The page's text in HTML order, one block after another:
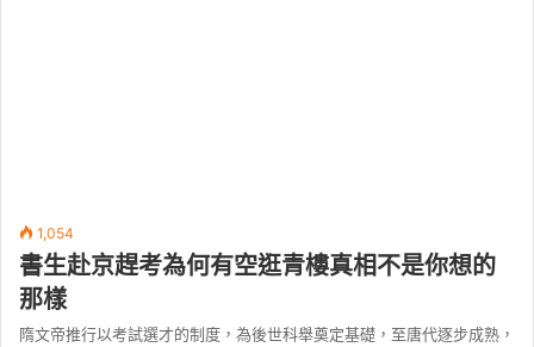
1,054
書生赴京趕考為何有空逛青樓真相不是你想的
那樣
隋文帝推行以考試選才的制度，為後世科舉奠定基礎，至唐代逐步成熟，